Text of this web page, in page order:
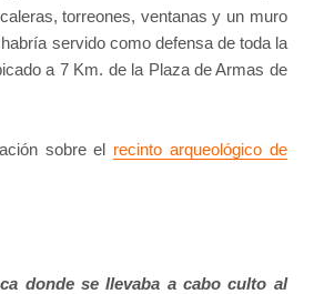
torreones, ventanas y un muro
servido como defensa de toda la
a 7 Km. de la Plaza de Armas de
sobre el recinto arqueológico de
donde se llevaba a cabo culto al